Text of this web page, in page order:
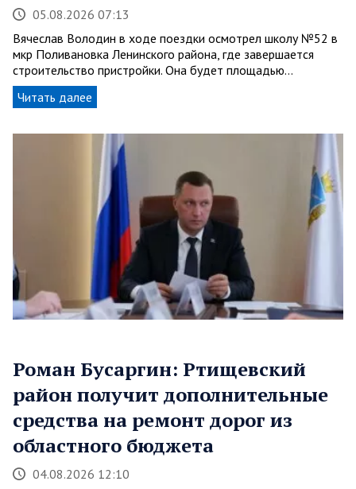
05.08.2026 07:13
Вячеслав Володин в ходе поездки осмотрел школу №52 в
мкр Поливановка Ленинского района, где завершается
строительство пристройки. Она будет площадью…
Читать далее
Роман Бусаргин: Ртищевский
район получит дополнительные
средства на ремонт дорог из
областного бюджета
04.08.2026 12:10